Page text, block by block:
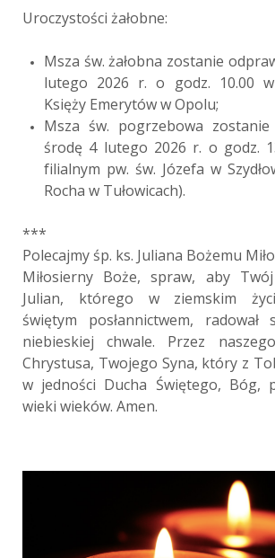
Uroczystości żałobne:
Msza św. żałobna zostanie
lutego 2026 r. o godz. 10.00
Księży Emerytów w Opolu;
Msza św. pogrzebowa
środę 4 lutego 2026 r. o godz.
filialnym pw. św. Józefa w
Rocha w Tułowicach).
***
Polecajmy śp. ks. Juliana Bożemu
Miłosierny Boże, spraw, aby Twój
Julian, którego w ziemskim
świętym posłannictwem,
niebieskiej chwale. Przez
Chrystusa, Twojego Syna, który z
w jedności Ducha Świętego, Bóg,
wieki wieków. Amen.